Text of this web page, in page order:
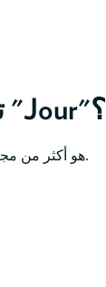
تبحث عن بديل لـ "Jour"؟
Journey هو أكثر من مجرد مذكرة موجهة للتأمل.